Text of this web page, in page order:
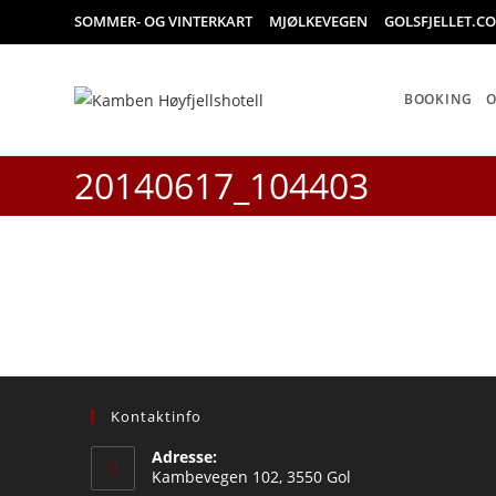
to
SOMMER- OG VINTERKART MJØLKEVEGEN
BOOKING
20140617_104403
Kontaktinfo
Adresse:
Kambevegen 102, 3550 Gol